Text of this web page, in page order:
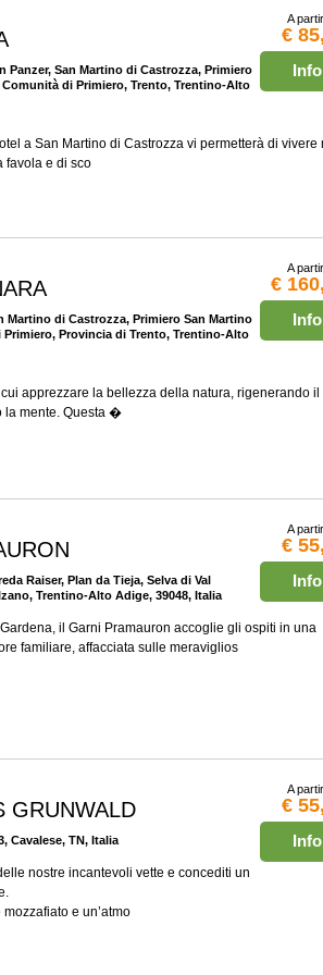
A
€
Info
Panzer, San Martino di Castrozza, Primiero
di Primiero, Trento, Trentino-Alto
a San Martino di Castrozza vi permetterà di vivere
favola e di sco
A
€
Info
Martino di Castrozza, Primiero San Martino
Provincia di Trento, Trentino-Alto
apprezzare la bellezza della natura, rigenerando il
la mente. Questa �
A
€
Info
Raiser, Plan da Tieja, Selva di Val
Trentino-Alto Adige, 39048, Italia
il Garni Pramauron accoglie gli ospiti in una
familiare, affacciata sulle meraviglios
A
€
Info
GRUNWALD
Cavalese, TN, Italia
nostre incantevoli vette e concediti un
e un’atmo